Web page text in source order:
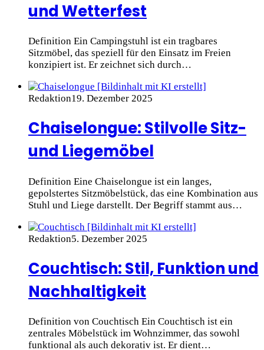
und Wetterfest
Definition Ein Campingstuhl ist ein tragbares
Sitzmöbel, das speziell für den Einsatz im Freien
konzipiert ist. Er zeichnet sich durch…
Redaktion19. Dezember 2025
Chaiselongue: Stilvolle Sitz-
und Liegemöbel
Definition Eine Chaiselongue ist ein langes,
gepolstertes Sitzmöbelstück, das eine Kombination aus
Stuhl und Liege darstellt. Der Begriff stammt aus…
Redaktion5. Dezember 2025
Couchtisch: Stil, Funktion und
Nachhaltigkeit
Definition von Couchtisch Ein Couchtisch ist ein
zentrales Möbelstück im Wohnzimmer, das sowohl
funktional als auch dekorativ ist. Er dient…